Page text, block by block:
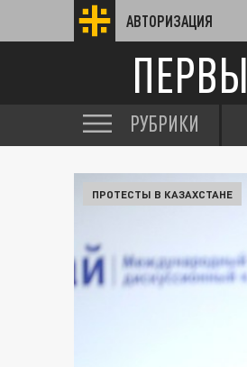
АВТОРИЗАЦИЯ
РУБРИКИ
ПРОТЕСТЫ В КАЗАХСТАНЕ